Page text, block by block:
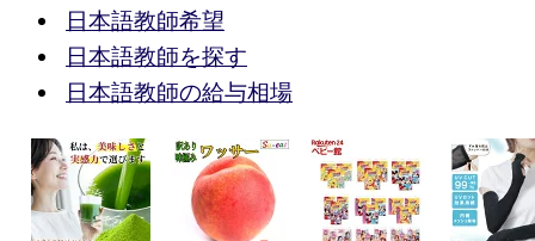
日本語教師希望
日本語教師を探す
日本語教師の給与相場